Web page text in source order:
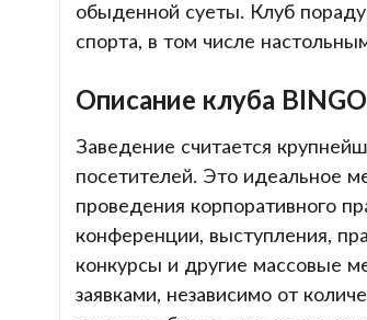
обыденной суеты. Клуб
спорта, в том числе
Описание клуба BINGO
Заведение считается
посетителей. Это идеальное
проведения корпоративного
конференции, выступления,
конкурсы и другие массовые
заявками, независимо от